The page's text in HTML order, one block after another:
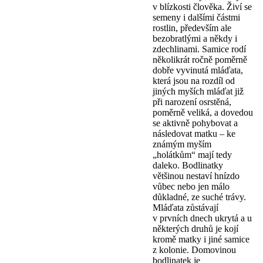
v blízkosti člověka. Živí se
semeny i dalšími částmi
rostlin, především ale
bezobratlými a někdy i
zdechlinami. Samice rodí
několikrát ročně poměrně
dobře vyvinutá mláďata,
která jsou na rozdíl od
jiných myších mláďat již
při narození osrstěná,
poměrně veliká, a dovedou
se aktivně pohybovat a
následovat matku – ke
známým myším
„holátkům“ mají tedy
daleko. Bodlinatky
většinou nestaví hnízdo
vůbec nebo jen málo
důkladné, ze suché trávy.
Mláďata zůstávají
v prvních dnech ukrytá a u
některých druhů je kojí
kromě matky i jiné samice
z kolonie. Domovinou
bodlinatek je